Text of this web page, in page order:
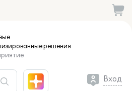
решения
Вход